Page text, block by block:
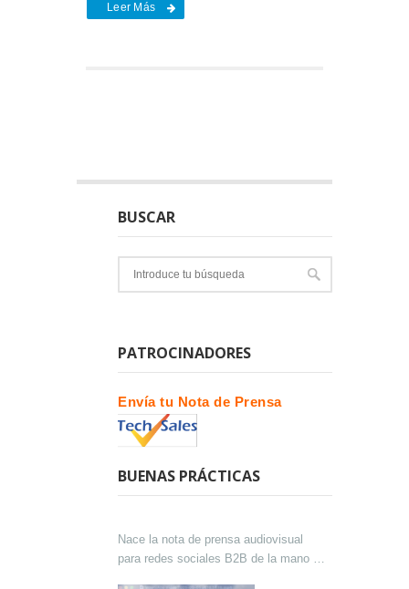
Leer Más
BUSCAR
PATROCINADORES
Envía tu Nota de Prensa
BUENAS PRÁCTICAS
Nace la nota de prensa audiovisual
para redes sociales B2B de la mano de